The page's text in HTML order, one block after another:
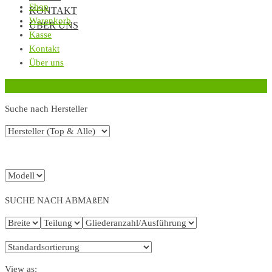
KONTAKT
ÜBER UNS
Shop
Warenkorb
Kasse
Kontakt
Über uns
Suche nach Hersteller
SUCHE NACH ABMAßEN
View as: